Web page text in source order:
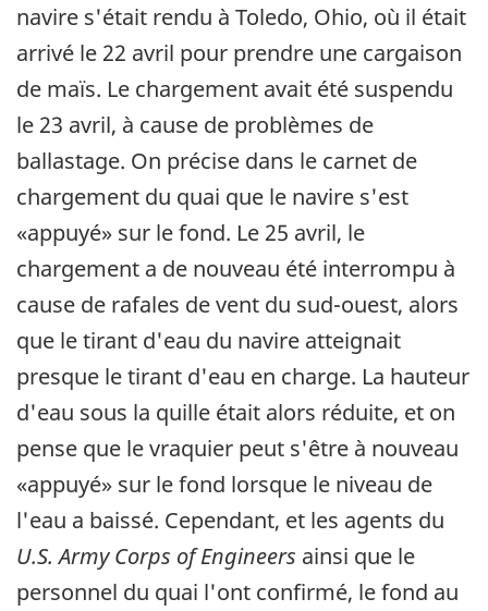
navire s'était rendu à Toledo, Ohio, où il était
arrivé le 22 avril pour prendre une cargaison
de maïs. Le chargement avait été suspendu
le 23 avril, à cause de problèmes de
ballastage. On précise dans le carnet de
chargement du quai que le navire s'est
«appuyé» sur le fond. Le 25 avril, le
chargement a de nouveau été interrompu à
cause de rafales de vent du sud-ouest, alors
que le tirant d'eau du navire atteignait
presque le tirant d'eau en charge. La hauteur
d'eau sous la quille était alors réduite, et on
pense que le vraquier peut s'être à nouveau
«appuyé» sur le fond lorsque le niveau de
l'eau a baissé. Cependant, et les agents du
U.S. Army Corps of Engineers ainsi que le
personnel du quai l'ont confirmé, le fond au